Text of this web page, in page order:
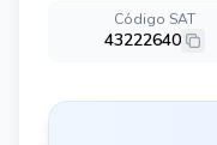
Código SAT
43222640